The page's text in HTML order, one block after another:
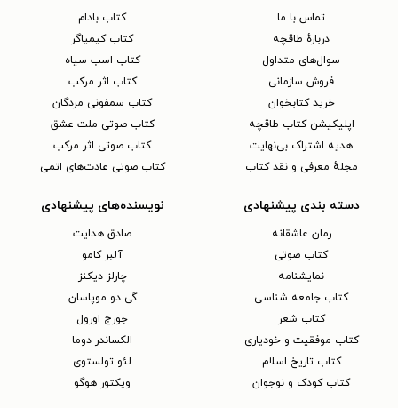
تماس با ما
دربارهٔ طاقچه
سوال‌های متداول
فروش سازمانی
خرید کتابخوان
اپلیکیشن کتاب طاقچه
هدیه اشتراک بی‌نهایت
مجلهٔ معرفی و نقد کتاب
کتاب بادام
کتاب کیمیاگر
کتاب اسب سیاه
کتاب اثر مرکب
کتاب سمفونی مردگان
کتاب صوتی ملت عشق
کتاب صوتی اثر مرکب
کتاب صوتی عادت‌های اتمی
دسته بندی پیشنهادی
رمان عاشقانه
کتاب‌ صوتی
نمایشنامه
کتاب جامعه شناسی
کتاب شعر
کتاب موفقیت و خودیاری
کتاب تاریخ اسلام
کتاب کودک و نوجوان
نویسنده‌های پیشنهادی
صادق هدایت
آلبر کامو
چارلز دیکنز
گی دو موپاسان
جورج اورول
الکساندر دوما
لئو تولستوی
ویکتور هوگو